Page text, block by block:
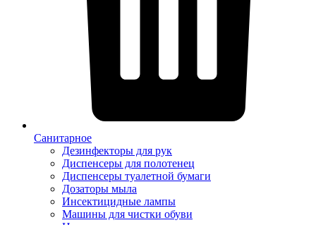
Санитарное
Дезинфекторы для рук
Диспенсеры для полотенец
Диспенсеры туалетной бумаги
Дозаторы мыла
Инсектицидные лампы
Машины для чистки обуви